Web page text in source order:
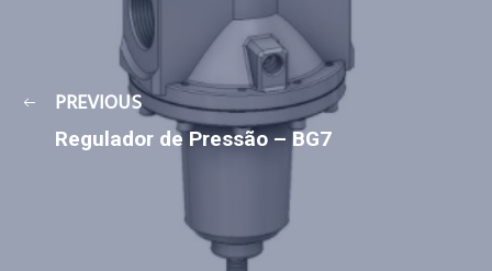
PREVIOUS
Regulador de Pressão – BG7